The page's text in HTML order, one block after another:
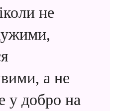
не
а не
у добро на